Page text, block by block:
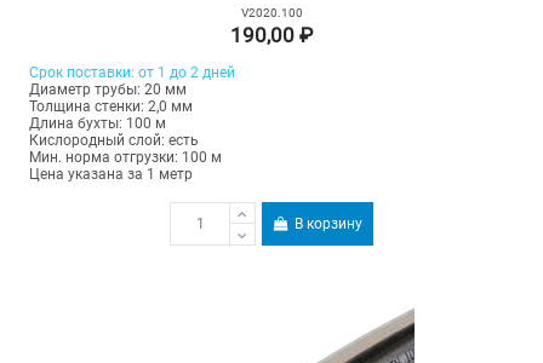
V2020.100
190,00 ₽
Срок поставки: от 1 до 2 дней
Диаметр трубы: 20 мм
Толщина стенки: 2,0 мм
Длина бухты: 100 м
Кислородный слой: есть
Мин. норма отгрузки: 100 м
Цена указана за 1 метр
В корзину